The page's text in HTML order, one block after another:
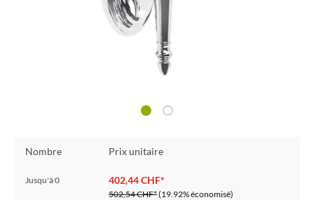
Nombre Prix unitaire
Jusqu'à0 402,44 CHF*
502,54 CHF*(19.92% économisé)